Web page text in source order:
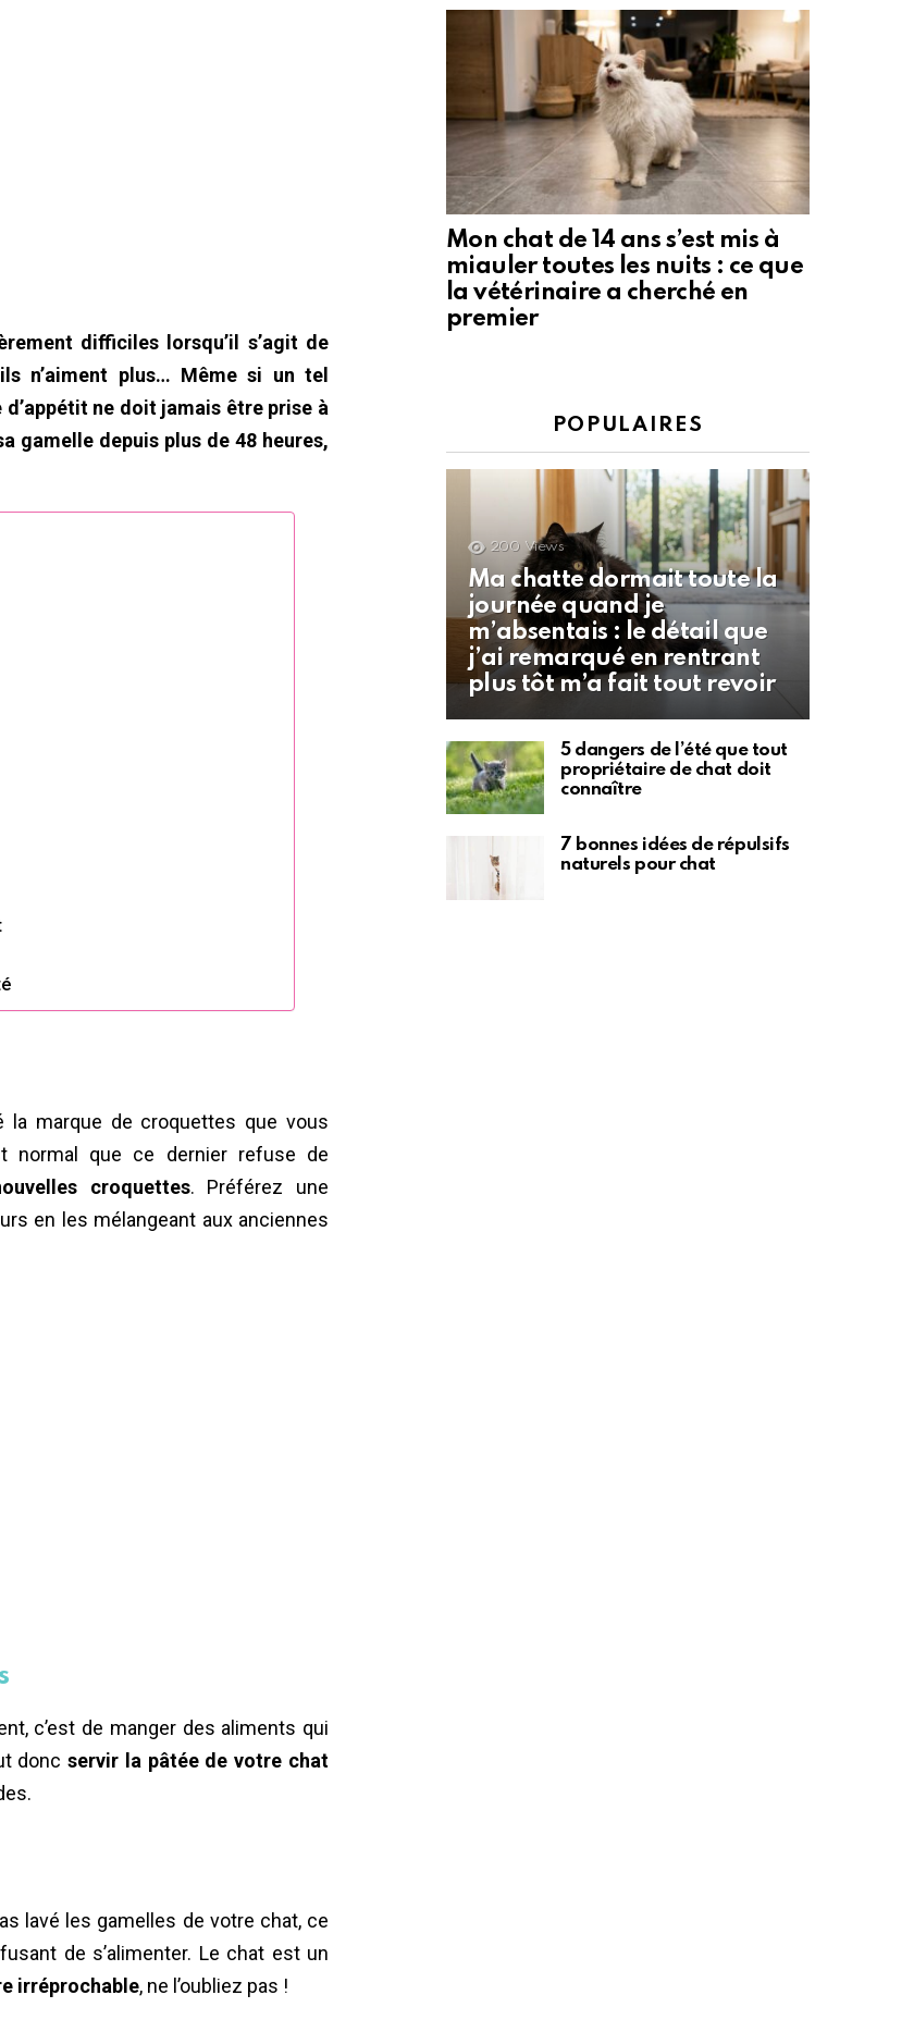
difficiles lorsqu’il s’agit de
n’aiment plus… Même si un tel
ne doit jamais être prise à
gamelle depuis plus de 48 heures,
la marque de croquettes que vous
normal que ce dernier refuse de
croquettes. Préférez une
en les mélangeant aux anciennes
c’est de manger des aliments qui
doncservir la pâtée de votre chat
lavé les gamelles de votre chat, ce
de s’alimenter. Le chat est un
irréprochable, ne l’oubliez pas !
Mon chat de 14 ans s’est mis à
miauler toutes les nuits : ce que
la vétérinaire a cherché en
premier
POPULAIRES
200 Views
Ma chatte dormait toute la
journée quand je
m’absentais : le détail que
j’ai remarqué en rentrant
plus tôt m’a fait tout revoir
5 dangers de l’été que tout
propriétaire de chat doit
connaître
7 bonnes idées de répulsifs
naturels pour chat